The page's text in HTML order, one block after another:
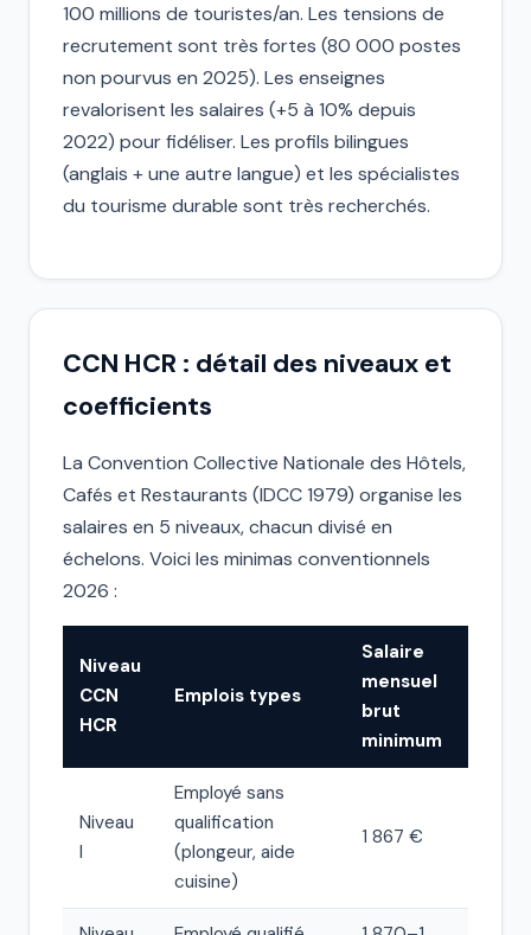
100 millions de touristes/an. Les tensions de
recrutement sont très fortes (80 000 postes
non pourvus en 2025). Les enseignes
revalorisent les salaires (+5 à 10% depuis
2022) pour fidéliser. Les profils bilingues
(anglais + une autre langue) et les spécialistes
du tourisme durable sont très recherchés.
CCN HCR : détail des niveaux et
coefficients
La Convention Collective Nationale des Hôtels,
Cafés et Restaurants (IDCC 1979) organise les
salaires en 5 niveaux, chacun divisé en
échelons. Voici les minimas conventionnels
2026 :
Niveau
CCN
HCR
Emplois types
Salaire
mensuel
brut
minimum
Niveau
I
Employé sans
qualification
(plongeur, aide
cuisine)
1 867 €